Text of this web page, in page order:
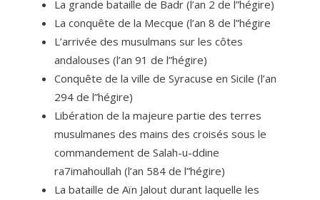
La grande bataille de Badr (l’an 2 de l”hégire)
La conquête de la Mecque (l’an 8 de l”hégire
L’arrivée des musulmans sur les côtes
andalouses (l’an 91 de l”hégire)
Conquête de la ville de Syracuse en Sicile (l’an
294 de l”hégire)
Libération de la majeure partie des terres
musulmanes des mains des croisés sous le
commandement de Salah-u-ddine
ra7imahoullah (l’an 584 de l”hégire)
La bataille de Aïn Jalout durant laquelle les